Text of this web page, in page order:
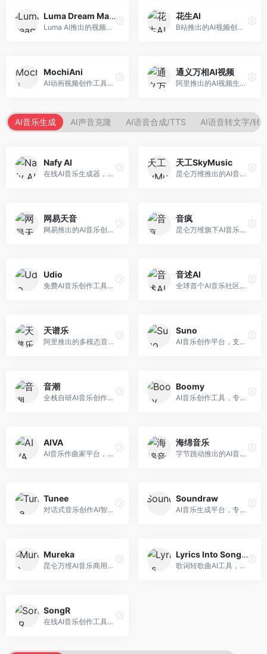
Luma Dream Machine
Luma AI推出的视频生成工具，专注于高质量视频创作。面向影视创作者和内容生产者，支持文生视频、图生视频，视频质量高，物理运动流畅自然。
花生AI
B站推出的AI视频创作工具，专注于短视频内容生成。面向B站创作者，支持视频生成、视频编辑等功能，与B站平台深度整合，创作效率高。
MochiAni
AI动画视频创作工具，专注于动画内容生成。面向动画创作者和二次元内容生产者，支持动画风格视频生成，动画效果流畅，适合动漫内容创作。
通义万相AI视频
阿里推出的AI视频生成服务，整合图像与视频创作能力。面向电商和营销从业者，支持商品视频生成、营销视频制作等服务，商业应用场景丰富。
AI音乐生成 AI声音克隆 AI语音合成/TTS AI语音转文字/转
Nafy AI
在线AI音乐生成器，专注于快速音乐创作。面向内容创作者，支持多种风格音乐生成，操作简便，生成速度快，适合快速配乐需求。
天工SkyMusic
昆仑万维推出的AI音乐创作平台，基于天工大模型。面向音乐创作者，支持歌词生成、旋律创作、音乐编曲等服务，中文音乐创作能力强。
网易天音
网易推出的AI音乐创作工具，支持作词、作曲与编曲。面向音乐爱好者和独立音乐人，提供歌词生成、旋律创作、编曲制作等服务，与网易云音乐生态深度整合。
音疯
昆仑万维旗下AI音乐创作平台，专注于音乐内容生成。面向音乐爱好者和内容创作者，提供多种风格音乐生成，操作简便，创作速度快。
Udio
免费AI音乐创作工具，专注于高质量音乐生成。面向音乐创作者和内容制作者，支持多种音乐风格生成，音质专业，创作自由度高，适合专业音乐制作场景。
音述AI
全球首个AI音乐社区平台，整合创作与分享功能。面向音乐创作者和爱好者，提供音乐创作、作品分享、社区交流等服务，社区氛围活跃。
天谱乐
阿里推出的多模态音乐生成平台，整合音频与文本理解能力。面向内容创作者，支持歌词生成、旋律创作、音乐编辑等服务，与阿里生态深度整合。
Suno
AI音乐创作平台，支持通过文字描述生成完整歌曲，包含歌词、旋律和人声。面向音乐爱好者、内容创作者和独立音乐人，操作门槛低，创作速度快，支持多种音乐风格，为音乐创作带来全新可能。
音潮
全栈自研AI音乐创作平台，支持从创作到发布的完整流程。面向独立音乐人和音乐工作室，提供作词作曲、编曲混音、音乐发布等服务，创作工具专业。
Boomy
AI音乐创作工具，专注于快速音乐生成与发布。面向音乐爱好者和业余创作者，支持一键生成原创音乐，可直接发布到音乐平台，创作门槛低。
AIVA
AI音乐作曲家平台，专注于古典和影视配乐创作。面向影视制作人和游戏开发者，提供原创音乐生成、配乐定制等服务，音乐风格专业，适合影视游戏配乐。
海绵音乐
字节跳动推出的AI音乐创作平台，支持多风格音乐生成。面向内容创作者和音乐爱好者，提供歌词创作、旋律生成、编曲制作等服务，创作效率高，适合短视频配乐。
Tunee
对话式音乐创作AI智能体，支持自然语言交互创作。面向音乐爱好者，通过对话方式完成音乐创作，交互体验友好，创作过程直观。
Soundraw
AI音乐生成平台，专注于免版税音乐创作。面向视频创作者和内容制作者，提供背景音乐生成、音乐定制等服务，音乐版权清晰，适合视频配乐场景。
Mureka
昆仑万维AI音乐商用创作平台，专注于商业音乐授权。面向企业和商业用户，提供版权音乐生成、商用授权等服务，音乐版权清晰，商业应用安全。
Lyrics Into Song AI
歌词转歌曲AI工具，支持将歌词转化为完整歌曲。面向歌词创作者和音乐爱好者，提供歌词谱曲、编曲制作等服务，歌词音乐化效率高。
SongR
在线AI音乐创作工具，支持歌词与旋律一体化生成。面向内容创作者和音乐爱好者，提供歌词创作、旋律生成、音乐制作等服务，操作简便，创作速度快。